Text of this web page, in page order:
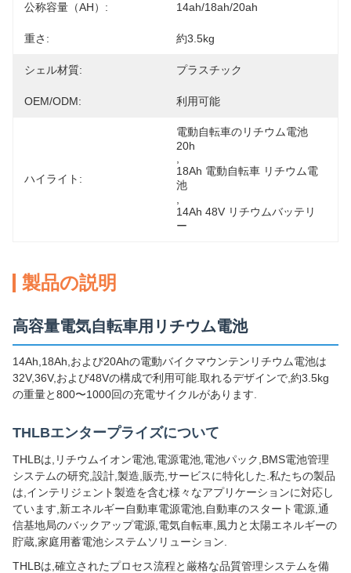
公称容量（AH）: 14ah/18ah/20ah
重さ: 約3.5kg
シェル材質: プラスチック
OEM/ODM: 利用可能
ハイライト:
電動自転車のリチウム電池
20h
18Ah 電動自転車 リチウム電
池
14Ah 48V リチウムバッテリ
ー
製品の説明
高容量電気自転車用リチウム電池
14Ah,18Ah,および20Ahの電動バイクマウンテンリチウム電池は
32V,36V,および48Vの構成で利用可能.取れるデザインで,約3.5kg
の重量と800〜1000回の充電サイクルがあります.
THLBエンタープライズについて
THLBは,リチウムイオン電池,電源電池,電池パック,BMS電池管理
システムの研究,設計,製造,販売,サービスに特化した.私たちの製品
は,インテリジェント製造を含む様々なアプリケーションに対応し
ています,新エネルギー自動車電源電池,自動車のスタート電源,通
信基地局のバックアップ電源,電気自転車,風力と太陽エネルギーの
貯蔵,家庭用蓄電池システムソリューション.
THLBは,確立されたプロセス流程と厳格な品質管理システムを備